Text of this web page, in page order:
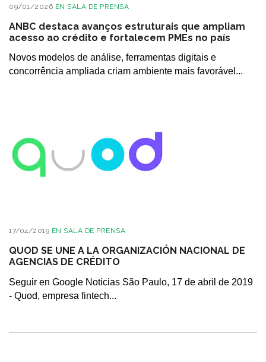
09/01/2026 EN SALA DE PRENSA
ANBC destaca avanços estruturais que ampliam
acesso ao crédito e fortalecem PMEs no país
Novos modelos de análise, ferramentas digitais e
concorrência ampliada criam ambiente mais favorável...
17/04/2019 EN SALA DE PRENSA
QUOD SE UNE A LA ORGANIZACIÓN NACIONAL DE
AGENCIAS DE CRÉDITO
Seguir en Google Noticias São Paulo, 17 de abril de 2019
- Quod, empresa fintech...